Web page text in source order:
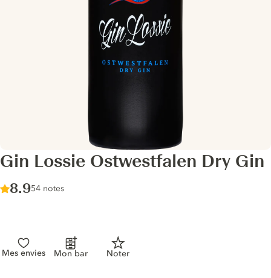
Gin Lossie Ostwestfalen Dry Gin
Score :
8.9/ 10
54 notes
Mes envies Mon bar Noter